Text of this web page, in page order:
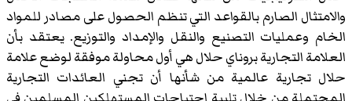
والامتثال الصارم بالقواعد التي تنظم الحصول على مصادر للمواد
الخام وعمليات التصنيع والنقل والإمداد والتوزيع. يعتقد بأن
العلامة التجارية بروناي حلال هي أول محاولة موفقة لوضع علامة
حلال تجارية عالمية من شأنها أن تجني العائدات التجارية